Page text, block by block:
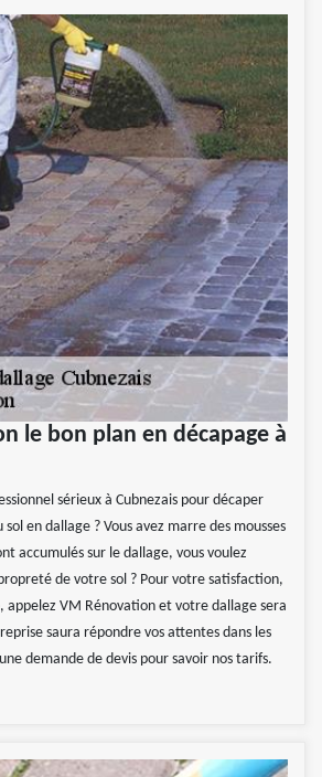
le bon plan en décapage à
sérieux à Cubnezais pour décaper
en dallage ? Vous avez marre des mousses
accumulés sur le dallage, vous voulez
de votre sol ? Pour votre satisfaction,
appelez VM Rénovation et votre dallage sera
saura répondre vos attentes dans les
demande de devis pour savoir nos tarifs.